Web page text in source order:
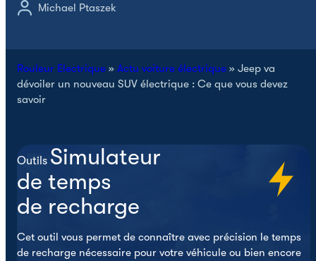
Rouleur Electrique » Actu voiture électrique » Jeep va
dévoiler un nouveau SUV électrique : Ce que vous devez
savoir
Michael Ptaszek
Outils Simulateur
de temps
de recharge
Cet outil vous permet de connaître avec précision le temps
de recharge nécessaire pour votre véhicule ou bien encore